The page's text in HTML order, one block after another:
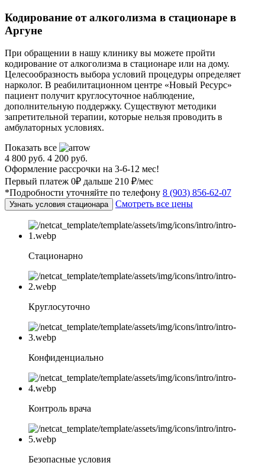
Кодирование от алкоголизма в стационаре в
Аргуне
При обращении в нашу клинику вы можете пройти
кодирование от алкоголизма в стационаре или на дому.
Целесообразность выбора условий процедуры определяет
нарколог. В реабилитационном центре «Новый Ресурс»
пациент получит круглосуточное наблюдение,
дополнительную поддержку. Существуют методики
запретительной терапии, которые нельзя проводить в
амбулаторных условиях.
Показать все
4 800 руб. 4 200 руб.
Оформление рассрочки на 3-6-12 мес!
Первый платеж 0₽ дальше 210 ₽/мес
*Подробности уточняйте по телефону 8 (903) 856-62-07
Узнать условия стационара Смотреть все цены
Стационарно
Круглосуточно
Конфиденциально
Контроль врача
Безопасные условия